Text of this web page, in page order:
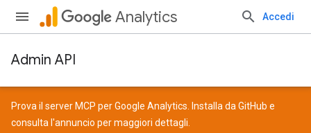
Analytics Accedi
Admin API
Prova il server MCP per Google Analytics. Installa da GitHub e
consulta l'annuncio per maggiori dettagli.